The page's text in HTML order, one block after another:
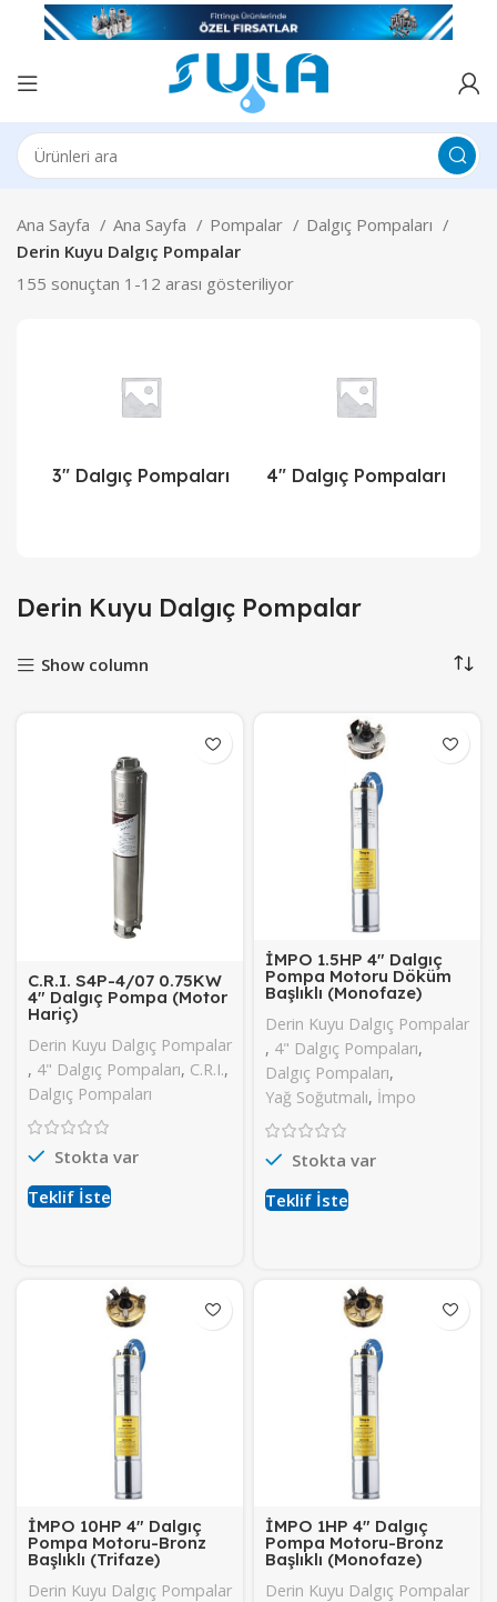
Ana Sayfa Ana Sayfa Pompalar
Dalgıç Pompaları
Derin Kuyu Dalgıç Pompalar
155 sonuçtan 1-12 arası gösteriliyor
3" Dalgıç Pompaları 4" Dalgıç Pompaları
Derin Kuyu Dalgıç Pompalar
Show column
C.R.I. S4P-4/07 0.75KW
4″ Dalgıç Pompa (Motor
Hariç)
Derin Kuyu Dalgıç Pompalar
, 4" Dalgıç Pompaları, C.R.I.,
Dalgıç Pompaları
Stokta var
Teklif İste
İMPO 1.5HP 4″ Dalgıç
Pompa Motoru Döküm
Başlıklı (Monofaze)
Derin Kuyu Dalgıç Pompalar
, 4" Dalgıç Pompaları,
Dalgıç Pompaları,
Yağ Soğutmalı, İmpo
Stokta var
Teklif İste
İMPO 10HP 4″ Dalgıç
Pompa Motoru-Bronz
Başlıklı (Trifaze)
Derin Kuyu Dalgıç Pompalar
İMPO 1HP 4″ Dalgıç
Pompa Motoru-Bronz
Başlıklı (Monofaze)
Derin Kuyu Dalgıç Pompalar